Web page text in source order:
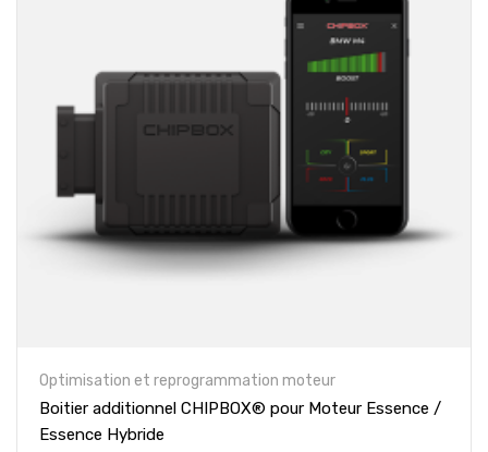
Optimisation et reprogrammation moteur
Boitier additionnel CHIPBOX® pour Moteur Essence /
Essence Hybride